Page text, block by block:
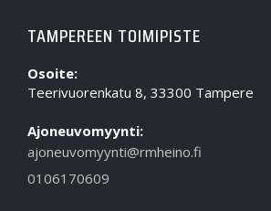
TAMPEREEN TOIMIPISTE
Osoite:
Teerivuorenkatu 8, 33300 Tampere
Ajoneuvomyynti:
ajoneuvomyynti@rmheino.fi
0106170609